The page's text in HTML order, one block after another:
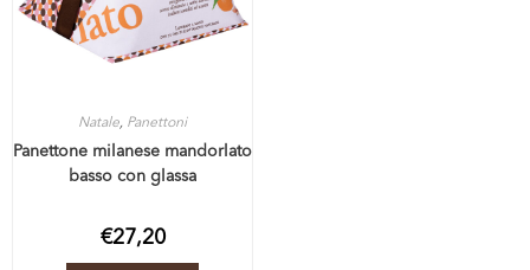
Natale, Panettoni
Panettone milanese mandorlato
basso con glassa
€27,20